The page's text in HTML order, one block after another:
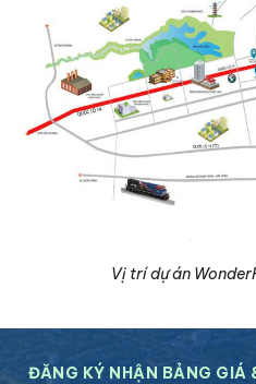
Vị trí dự án
ĐĂNG KÝ NHẬN BẢNG GIÁ